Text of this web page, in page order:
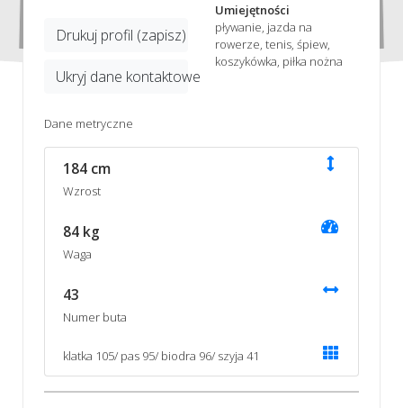
Drukuj profil (zapisz)
Ukryj dane kontaktowe
Umiejętności
pływanie, jazda na
rowerze, tenis, śpiew,
koszykówka, piłka nożna
Dane metryczne
184 cm
Wzrost
84 kg
Waga
43
Numer buta
klatka 105/ pas 95/ biodra 96/ szyja 41